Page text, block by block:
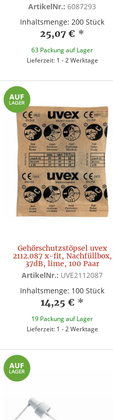
ArtikelNr.:6087293
Inhaltsmenge: 200 Stück
25,07 € *
63 Packung auf Lager
Lieferzeit: 1 - 2 Werktage
Gehörschutzstöpsel uvex
2112.087 x-fit, Nachfüllbox,
37dB, lime, 100 Paar
ArtikelNr.: UVE2112087
Inhaltsmenge: 100 Stück
14,25 € *
19 Packung auf Lager
Lieferzeit: 1 - 2 Werktage